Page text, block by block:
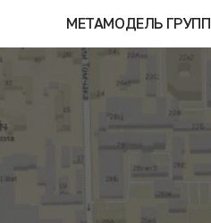
МЕТАМОДЕЛЬ ГРУПП